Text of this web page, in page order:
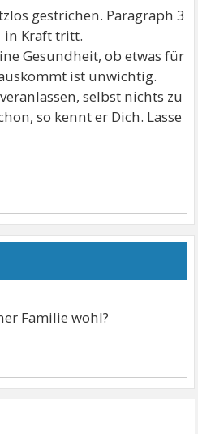
gestrichen. Paragraph 3
in Kraft tritt.
Gesundheit, ob etwas für
ist unwichtig.
selbst nichts zu
so kennt er Dich. Lasse
Familie wohl?